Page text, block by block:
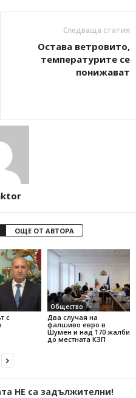
Следваща статия
Остава ветровито,
температурите се
понижават
ОЩЕ ОТ АВТОРА
с
Общество
Два случая на
фалшиво евро в
Шумен и над 170 жалби
до местната КЗП
НЕ са задължителни!